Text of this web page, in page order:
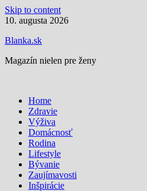
Skip to content
10. augusta 2026
Blanka.sk
Magazín nielen pre ženy
Home
Zdravie
Výživa
Domácnosť
Rodina
Lifestyle
Bývanie
Zaujímavosti
Inšpirácie